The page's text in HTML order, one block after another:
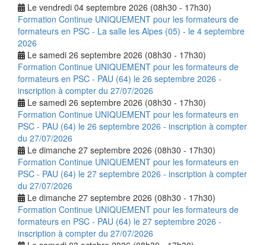
Le vendredi 04 septembre 2026 (08h30 - 17h30)
Formation Continue UNIQUEMENT pour les formateurs de
formateurs en PSC - La salle les Alpes (05) - le 4 septembre
2026
Le samedi 26 septembre 2026 (08h30 - 17h30)
Formation Continue UNIQUEMENT pour les formateurs de
formateurs en PSC - PAU (64) le 26 septembre 2026 -
inscription à compter du 27/07/2026
Le samedi 26 septembre 2026 (08h30 - 17h30)
Formation Continue UNIQUEMENT pour les formateurs en
PSC - PAU (64) le 26 septembre 2026 - inscription à compter
du 27/07/2026
Le dimanche 27 septembre 2026 (08h30 - 17h30)
Formation Continue UNIQUEMENT pour les formateurs en
PSC - PAU (64) le 27 septembre 2026 - inscription à compter
du 27/07/2026
Le dimanche 27 septembre 2026 (08h30 - 17h30)
Formation Continue UNIQUEMENT pour les formateurs de
formateurs en PSC - PAU (64) le 27 septembre 2026 -
inscription à compter du 27/07/2026